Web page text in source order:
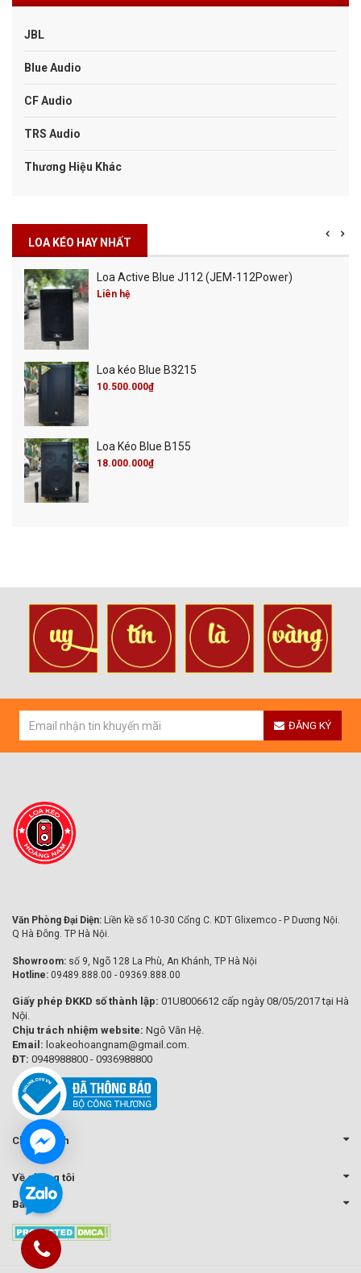
JBL
Blue Audio
CF Audio
TRS Audio
Thương Hiệu Khác
LOA KÉO HAY NHẤT
Loa Active Blue J112 (JEM-112Power)
Liên hệ
Loa kéo Blue B3215
10.500.000₫
Loa Kéo Blue B155
18.000.000₫
ĐĂNG KÝ
Văn Phòng Đại Diện: Liền kề số 10-30 Cổng C. KDT Glixemco - P Dương Nội.
Q Hà Đông. TP Hà Nội.
Showroom: số 9, Ngõ 128 La Phù, An Khánh, TP Hà Nội
Hotline: 09489.888.00 - 09369.888.00
Giấy phép ĐKKD số thành lập: 01U8006612 cấp ngày 08/05/2017 tại Hà
Nội.
Chịu trách nhiệm website: Ngô Văn Hệ.
Email: loakeohoangnam@gmail.com.
ĐT: 0948988800 - 0936988800
Chính sách
Về chúng tôi
Bản đồ